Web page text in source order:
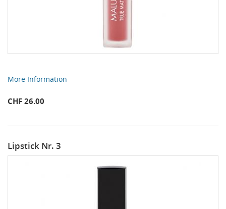
More Information
CHF 26.00
Lipstick Nr. 3